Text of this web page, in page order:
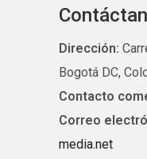
Dirección:
Bogotá DC,
Contacto
Correo
media.net